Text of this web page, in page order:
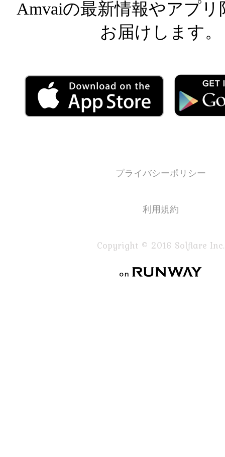
Amvaiの最新情報やアプリ
お届けします。
プライバシーポリシー
利用規約
Copyright © 2016 Solflare Inc.